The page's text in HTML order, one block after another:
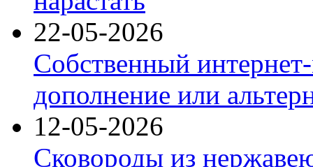
22-05-2026
Собственный
дополнение или
12-05-2026
Сковороды из